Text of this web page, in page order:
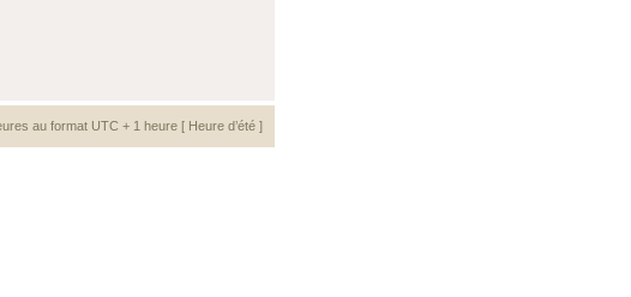
au format UTC + 1 heure [ Heure d’été ]